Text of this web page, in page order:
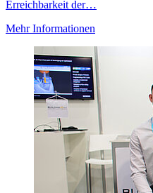
Erreichbarkeit der…
Mehr Informationen